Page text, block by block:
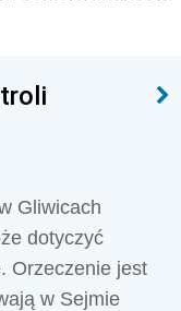
Gliwicach
dotyczyć
Orzeczenie jest
w Sejmie